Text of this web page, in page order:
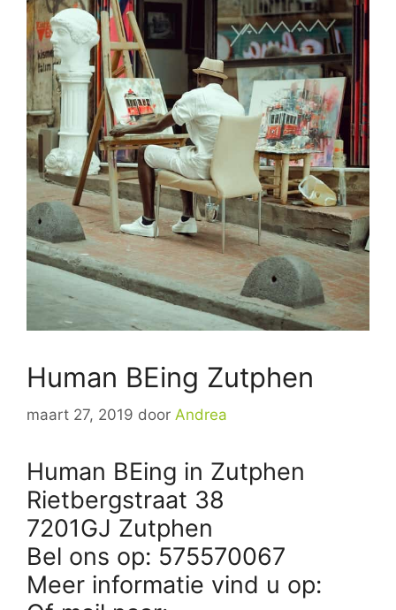
Human BEing Zutphen
maart 27, 2019 door Andrea
Human BEing in Zutphen
Rietbergstraat 38
7201GJ Zutphen
Bel ons op: 575570067
Meer informatie vind u op: